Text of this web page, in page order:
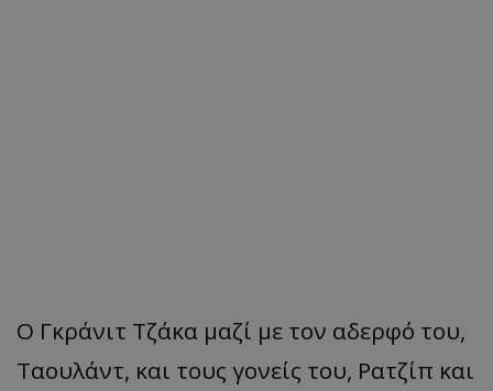
Ο Γκράνιτ Τζάκα μαζί με τον αδερφό του,
Ταουλάντ, και τους γονείς του, Ρατζίπ και